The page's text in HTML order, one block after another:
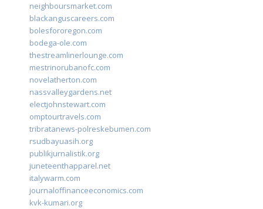
neighboursmarket.com
blackanguscareers.com
bolesfororegon.com
bodega-ole.com
thestreamlinerlounge.com
mestrinorubanofc.com
novelatherton.com
nassvalleygardens.net
electjohnstewart.com
omptourtravels.com
tribratanews-polreskebumen.com
rsudbayuasih.org
publikjurnalistik.org
juneteenthapparel.net
italywarm.com
journaloffinanceeconomics.com
kvk-kumari.org